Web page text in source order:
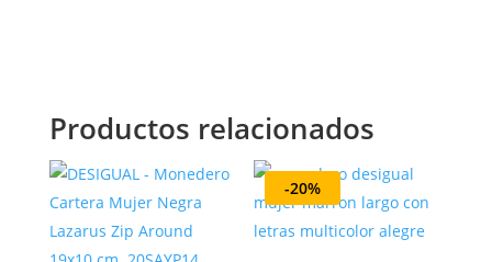
Productos relacionados
-20%